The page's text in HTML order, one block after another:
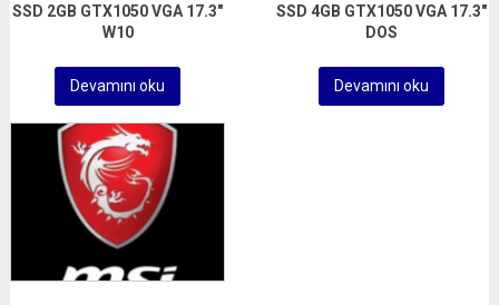
SSD 2GB GTX1050 VGA 17.3″
W10
Devamını oku
SSD 4GB GTX1050 VGA 17.3″
DOS
Devamını oku